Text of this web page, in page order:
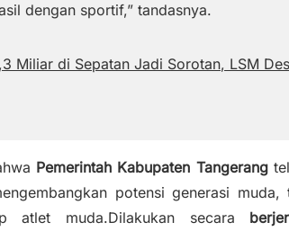
dengan sportif,” tandasnya.
Miliar di Sepatan Jadi Sorotan, LSM
Pemerintah Kabupaten Tangerang
potensi generasi muda,
atlet muda.Dilakukan secara